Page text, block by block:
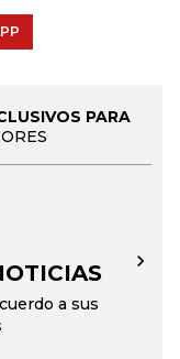
PARA
a sus
→